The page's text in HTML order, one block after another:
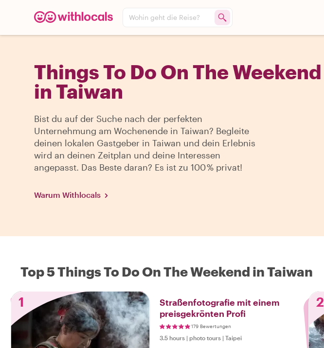
Wohin geht die Reise?
Things To Do On The Weekend
in Taiwan
Bist du auf der Suche nach der perfekten
Unternehmung am Wochenende in Taiwan? Begleite
deinen lokalen Gastgeber in Taiwan und dein Erlebnis
wird an deinen Zeitplan und deine Interessen
angepasst. Das Beste daran? Es ist zu 100 % privat!
Warum Withlocals
Top 5 Things To Do On The Weekend in Taiwan
1
Straßenfotografie mit einem
preisgekrönten Profi
179 Bewertungen
3.5 hours | photo tours | Taipei
2